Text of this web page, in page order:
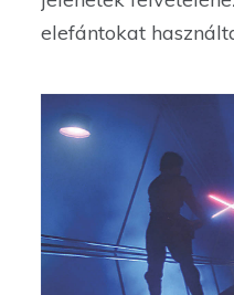
elefántokat